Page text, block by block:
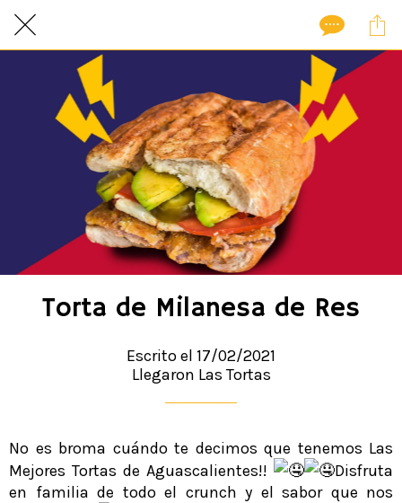
Torta de Milanesa de Res
Escrito el 17/02/2021
Llegaron Las Tortas
No es broma cuándo te decimos que tenemos Las
Mejores Tortas de Aguascalientes!!
Disfruta
en familia de todo el crunch y el sabor que nos